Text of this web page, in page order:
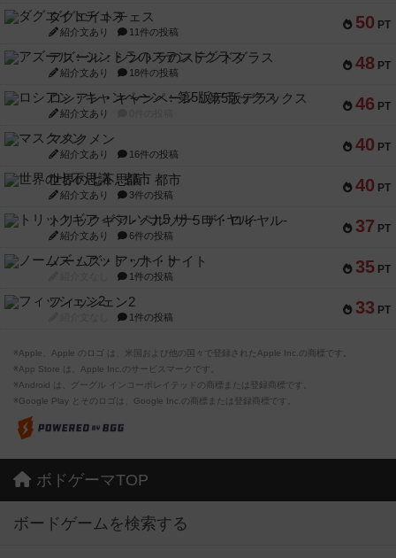
50 PT
ダグエイトチェス
紹介文あり 11件の投稿
48 PT
アズール：シントラのステンドグラス
紹介文あり 18件の投稿
46 PT
ロシアン・キャンペーン：第5版デラックス
紹介文あり
40 PT
マスクメン
紹介文あり 16件の投稿
40 PT
世界の七不思議：都市
紹介文あり 3件の投稿
37 PT
トリックギア - ペルソナ5 ザ・ロイヤル-
紹介文あり 6件の投稿
35 PT
ノームズ・アット・ナイト
1件の投稿
33 PT
フィッシェン2
1件の投稿
※Apple、Apple のロゴ は、米国および他の国々で登録されたApple Inc.の商標です。
※App Store は、Apple Inc.のサービスマークです。
※Android は、グーグル インコーポレイテッドの商標または登録商標です。
※Google Play とそのロゴは、Google Inc.の商標または登録商標です。
ボドゲーマTOP
ボードゲームを検索する